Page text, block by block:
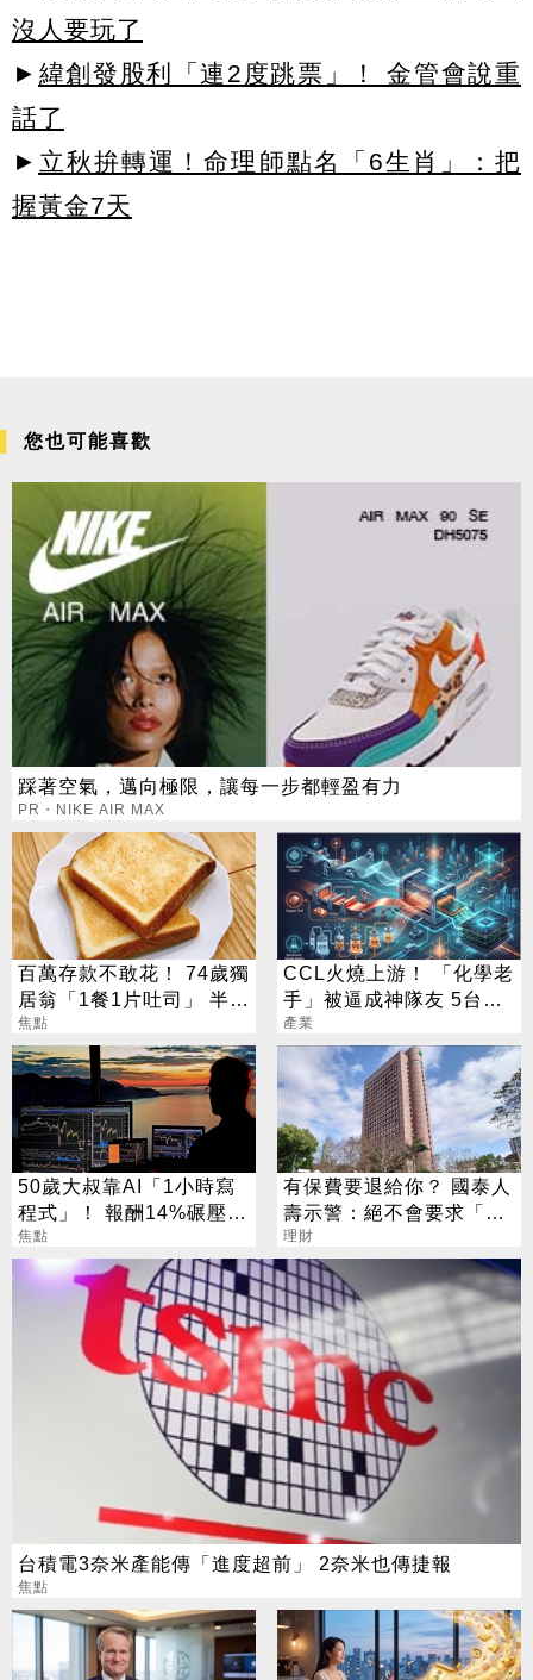
沒人要玩了
► 緯創發股利「連2度跳票」！ 金管會說重
話了
► 立秋拚轉運！命理師點名「6生肖」：把
握黃金7天
您也可能喜歡
踩著空氣，邁向極限，讓每一步都輕盈有力
PR・NIKE AIR MAX
百萬存款不敢花！ 74歲獨
居翁「1餐1片吐司」 半年
暴瘦嚇壞女兒
焦點
CCL火燒上游！ 「化學老
手」被逼成神隊友 5台廠
默默發財
產業
50歲大叔靠AI「1小時寫
程式」！ 報酬14%碾壓標
普 直接辭職去炒股
焦點
有保費要退給你？ 國泰人
壽示警：絕不會要求「這
2事」
理財
台積電3奈米產能傳「進度超前」 2奈米也傳捷報
焦點